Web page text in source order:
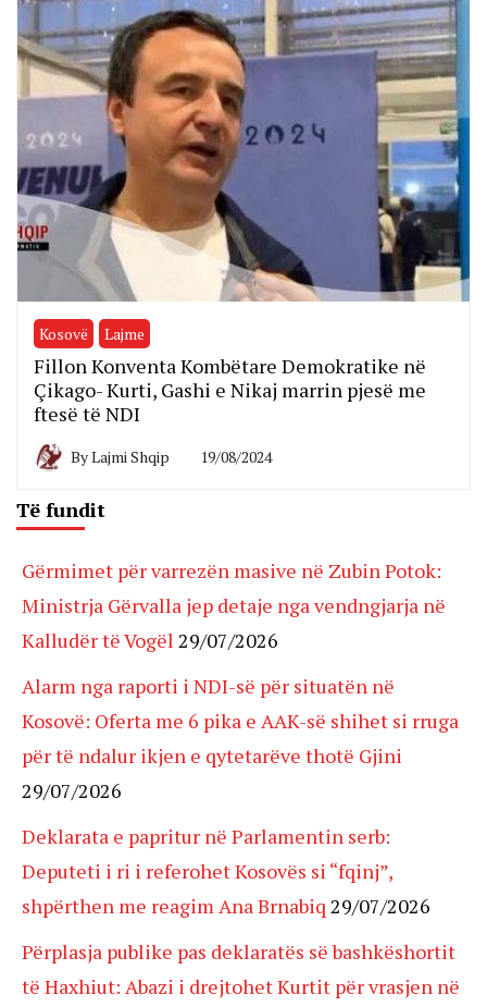
Kosovë Lajme
Fillon Konventa Kombëtare Demokratike në
Çikago- Kurti, Gashi e Nikaj marrin pjesë me
ftesë të NDI
ByLajmi Shqip 19/08/2024
Të fundit
Gërmimet për varrezën masive në Zubin Potok:
Ministrja Gërvalla jep detaje nga vendngjarja në
Kalludër të Vogël 29/07/2026
Alarm nga raporti i NDI-së për situatën në
Kosovë: Oferta me 6 pika e AAK-së shihet si rruga
për të ndalur ikjen e qytetarëve thotë Gjini
29/07/2026
Deklarata e papritur në Parlamentin serb:
Deputeti i ri i referohet Kosovës si “fqinj”,
shpërthen me reagim Ana Brnabiq 29/07/2026
Përplasja publike pas deklaratës së bashkëshortit
të Haxhiut: Abazi i drejtohet Kurtit për vrasjen në